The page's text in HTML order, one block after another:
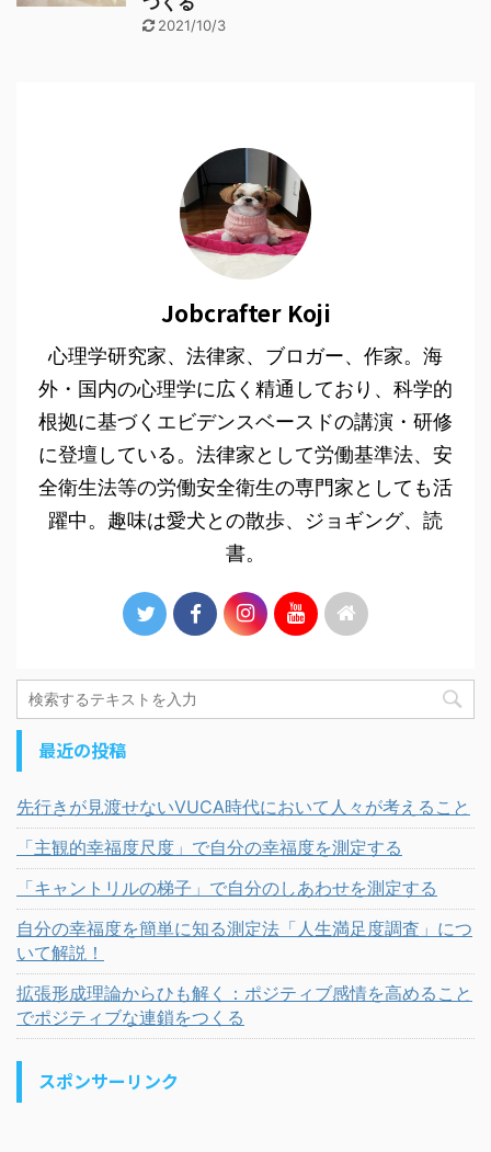
2021/10/3
Jobcrafter Koji
心理学研究家、法律家、ブロガー、作家。海
外・国内の心理学に広く精通しており、科学的
根拠に基づくエビデンスベースドの講演・研修
に登壇している。法律家として労働基準法、安
全衛生法等の労働安全衛生の専門家としても活
躍中。趣味は愛犬との散歩、ジョギング、読
書。
最近の投稿
先行きが見渡せないVUCA時代において人々が考えること
「主観的幸福度尺度」で自分の幸福度を測定する
「キャントリルの梯子」で自分のしあわせを測定する
自分の幸福度を簡単に知る測定法「人生満足度調査」につ
いて解説！
拡張形成理論からひも解く：ポジティブ感情を高めること
でポジティブな連鎖をつくる
スポンサーリンク